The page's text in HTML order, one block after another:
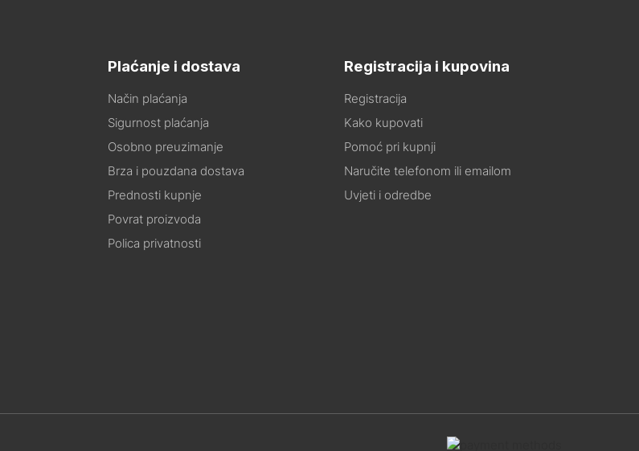
Plaćanje i dostava
Način plaćanja
Sigurnost plaćanja
Osobno preuzimanje
Brza i pouzdana dostava
Prednosti kupnje
Povrat proizvoda
Polica privatnosti
Registracija i kupovina
Registracija
Kako kupovati
Pomoć pri kupnji
Naručite telefonom ili emailom
Uvjeti i odredbe